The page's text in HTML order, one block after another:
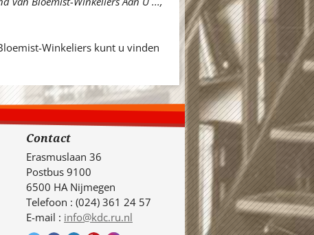
Winkeliers kunt u vinden
Contact
Erasmuslaan 36
Postbus 9100
6500 HA Nijmegen
Telefoon : (024) 361 24 57
E-mail : info@kdc.ru.nl